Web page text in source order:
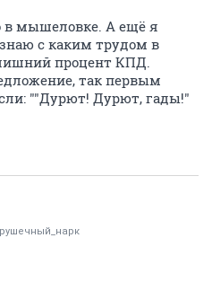
в мышеловке. А ещё я
с каким трудом в
процент КПД.
так первым
""Дурют! Дурют, гады!"